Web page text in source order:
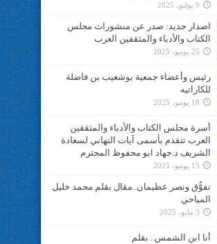
9 يوليو، 2025
اصدار جديد: صدر عن منشورات مجلس
الكتاب والأدباء والمثقفين العرب
25 يونيو، 2025
رئيس وأعضاء جمعية بوشعيب بن فاضلة
للكاراتيه
18 يونيو، 2025
أسرة مجلس الكتاب والأدباء والمثقفين
العرب تتقدم بأسمى آيات التهاني لسعادة
الشريف د.جهاد ابو محفوظ المحترم
15 يونيو، 2025
تفوُّق ونصر عظيمان..مقال بقلم محمد خليل
المياحي
3 مايو، 2025
أنا ابن الشمس.. بقلم